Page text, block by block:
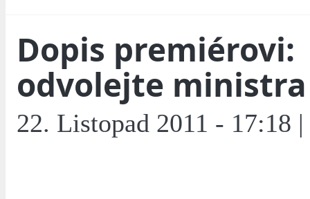
Dopis premiérovi:
odvolejte
22. Listopad 2011 - 17:18